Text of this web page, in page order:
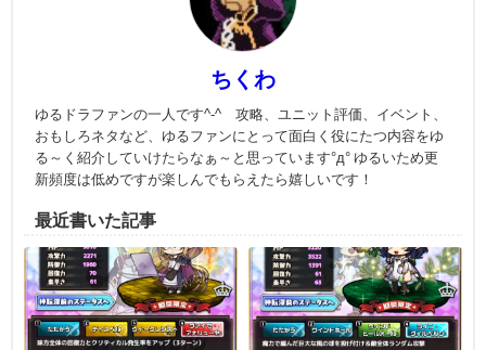
ちくわ
ゆるドラファンの一人です^-^ 攻略、ユニット評価、イベント、
おもしろネタなど、ゆるファンにとって面白く役にたつ内容をゆ
る～く紹介していけたらなぁ～と思っています°д° ゆるいため更
新頻度は低めですが楽しんでもらえたら嬉しいです！
最近書いた記事